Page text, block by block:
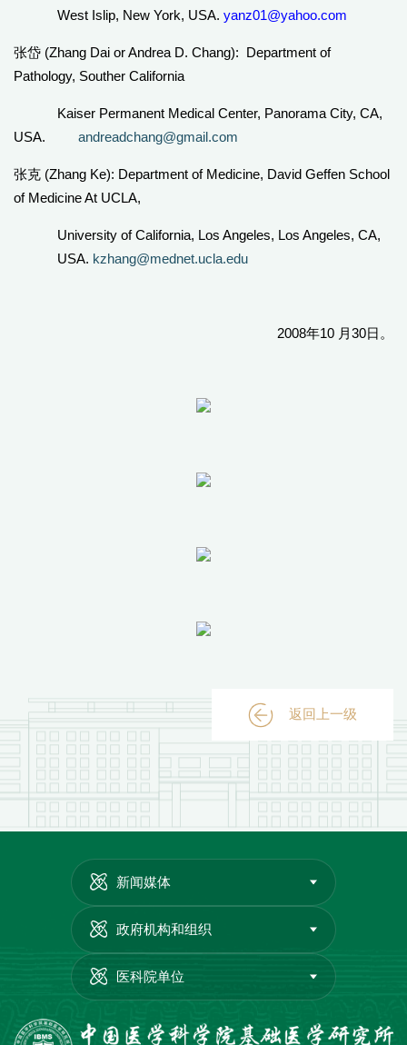
West Islip, New York, USA. yanz01@yahoo.com
张岱 (Zhang Dai or Andrea D. Chang): Department of
Pathology, Souther California
Kaiser Permanent Medical Center, Panorama City, CA,
USA. andreadchang@gmail.com
张克 (Zhang Ke): Department of Medicine, David Geffen School
of Medicine At UCLA,
University of California, Los Angeles, Los Angeles, CA,
USA. kzhang@mednet.ucla.edu
2008年10 月 30日。
返回上一级
新闻媒体
政府机构和组织
医科院单位